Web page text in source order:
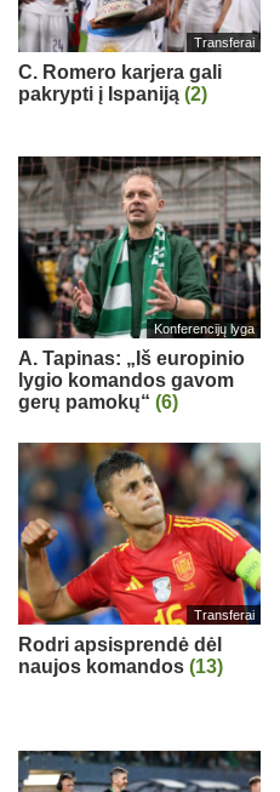
Transferai
C. Romero karjera gali
pakrypti į Ispaniją (2)
Konferencijų lyga
A. Tapinas: „Iš europinio
lygio komandos gavom
gerų pamokų“ (6)
Transferai
Rodri apsisprendė dėl
naujos komandos (13)